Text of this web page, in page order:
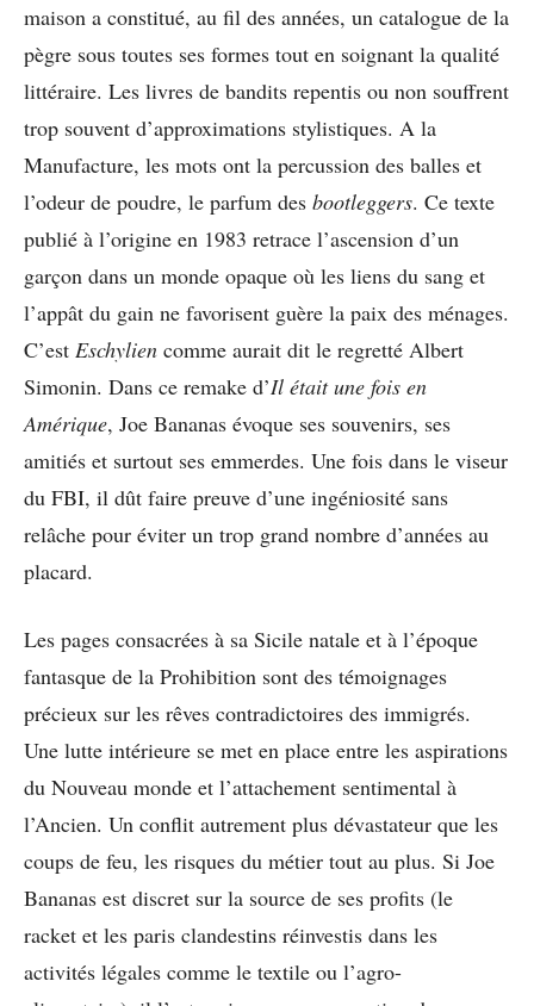
maison a constitué, au fil des années, un catalogue de la
pègre sous toutes ses formes tout en soignant la qualité
littéraire. Les livres de bandits repentis ou non souffrent
trop souvent d’approximations stylistiques. A la
Manufacture, les mots ont la percussion des balles et
l’odeur de poudre, le parfum des bootleggers. Ce texte
publié à l’origine en 1983 retrace l’ascension d’un
garçon dans un monde opaque où les liens du sang et
l’appât du gain ne favorisent guère la paix des ménages.
C’est Eschylien comme aurait dit le regretté Albert
Simonin. Dans ce remake d’Il était une fois en
Amérique, Joe Bananas évoque ses souvenirs, ses
amitiés et surtout ses emmerdes. Une fois dans le viseur
du FBI, il dût faire preuve d’une ingéniosité sans
relâche pour éviter un trop grand nombre d’années au
placard.
Les pages consacrées à sa Sicile natale et à l’époque
fantasque de la Prohibition sont des témoignages
précieux sur les rêves contradictoires des immigrés.
Une lutte intérieure se met en place entre les aspirations
du Nouveau monde et l’attachement sentimental à
l’Ancien. Un conflit autrement plus dévastateur que les
coups de feu, les risques du métier tout au plus. Si Joe
Bananas est discret sur la source de ses profits (le
racket et les paris clandestins réinvestis dans les
activités légales comme le textile ou l’agro-